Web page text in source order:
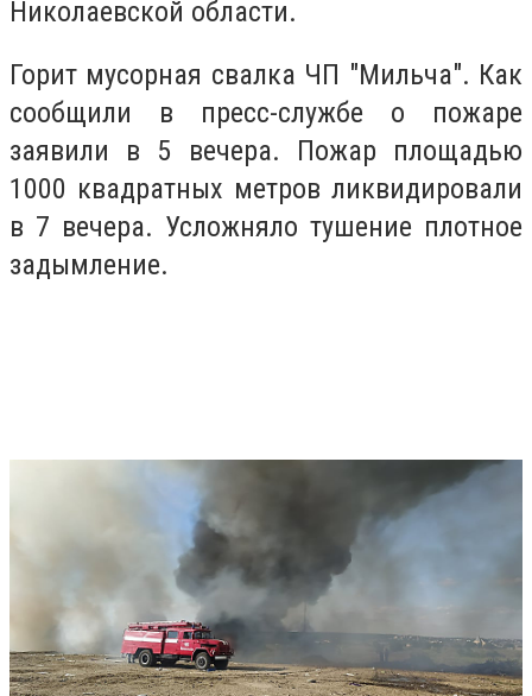
Николаевской области.
Горит мусорная свалка ЧП "Мильча". Как
сообщили в пресс-службе о пожаре
заявили в 5 вечера. Пожар площадью
1000 квадратных метров ликвидировали
в 7 вечера. Усложняло тушение плотное
задымление.